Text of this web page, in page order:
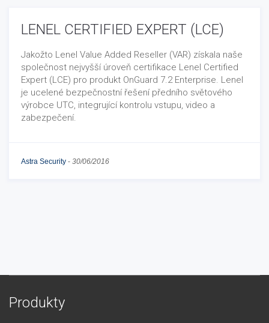
LENEL CERTIFIED EXPERT (LCE)
Jakožto Lenel Value Added Reseller (VAR) získala naše
společnost nejvyšší úroveň certifikace Lenel Certified
Expert (LCE) pro produkt OnGuard 7.2 Enterprise. Lenel
je ucelené bezpečnostní řešení předního světového
výrobce UTC, integrující kontrolu vstupu, video a
zabezpečení.
Astra Security - 30/06/2016
Produkty